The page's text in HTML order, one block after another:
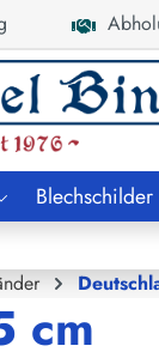
Blechschilder
cm